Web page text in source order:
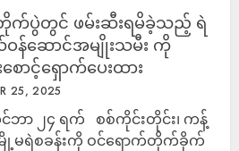
တိုက်ပွဲတွင် ဖမ်းဆီးရမိခဲ့သည့် ရဲ
န်ဆောင်အမျိုးသမီး ကို
စောင့်ရှောက်ပေးထား
25, 2025
ဘာ ၂၄ ရက် စစ်ကိုင်းတိုင်း၊ ကန့်
ြို့မရဲစခန်းကို ဝင်ရောက်တိုက်ခိုက်